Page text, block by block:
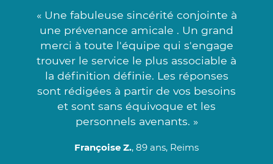
« Une fabuleuse sincérité conjointe à
une prévenance amicale . Un grand
merci à toute l'équipe qui s'engage
trouver le service le plus associable à
la définition définie. Les réponses
sont rédigées à partir de vos besoins
et sont sans équivoque et les
personnels avenants. »
Françoise Z., 89 ans, Reims